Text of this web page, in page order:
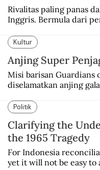
Rivalitas paling panas
Inggris. Bermula dari
Kultur
Anjing Super
Misi barisan Guardians
diselamatkan anjing
si martir antariksa Soviet.
Politik
Clarifying the
the 1965 Tragedy
For Indonesia
yet it will not be easy to